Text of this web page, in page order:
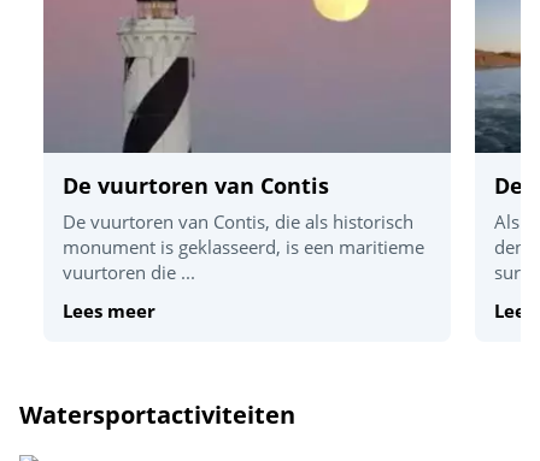
De vuurtoren van Contis
De vuurtoren van Contis, die als historisch
monument is geklasseerd, is een maritieme
vuurtoren die ...
Lees meer
De
Als
Watersportactiviteiten